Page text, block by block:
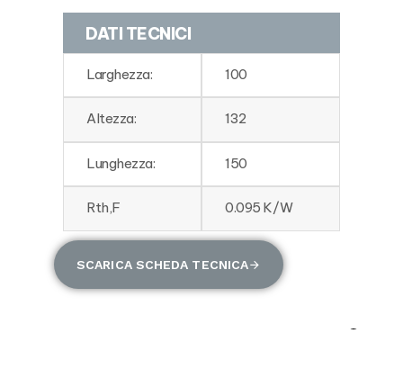
DATI TECNICI
Larghezza: 100
Altezza: 132
Lunghezza: 150
Rth,F 0.095 K/W
SCARICA SCHEDA TECNICA